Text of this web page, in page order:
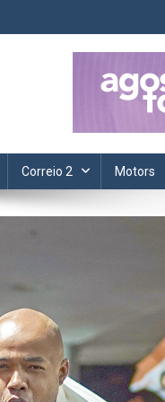
Informação, política,
Correio 2 Motors